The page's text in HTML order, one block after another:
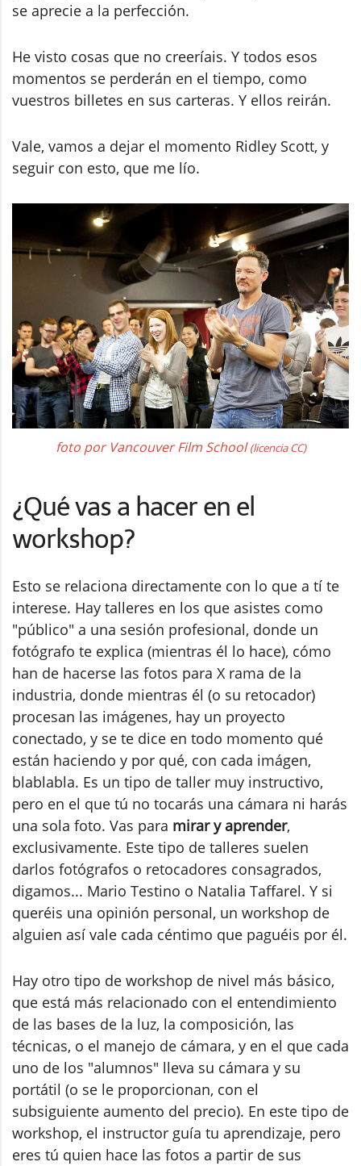
se aprecie a la perfección.
He visto cosas que no creeríais. Y todos esos
momentos se perderán en el tiempo, como
vuestros billetes en sus carteras. Y ellos reirán.
Vale, vamos a dejar el momento Ridley Scott, y
seguir con esto, que me lío.
foto por Vancouver Film School(licencia CC)
¿Qué vas a hacer en el
workshop?
Esto se relaciona directamente con lo que a tí te
interese. Hay talleres en los que asistes como
"público" a una sesión profesional, donde un
fotógrafo te explica (mientras él lo hace), cómo
han de hacerse las fotos para X rama de la
industria, donde mientras él (o su retocador)
procesan las imágenes, hay un proyecto
conectado, y se te dice en todo momento qué
están haciendo y por qué, con cada imágen,
blablabla. Es un tipo de taller muy instructivo,
pero en el que tú no tocarás una cámara ni harás
una sola foto. Vas para mirar y aprender,
exclusivamente. Este tipo de talleres suelen
darlos fotógrafos o retocadores consagrados,
digamos... Mario Testino o Natalia Taffarel. Y si
queréis una opinión personal, un workshop de
alguien así vale cada céntimo que paguéis por él.
Hay otro tipo de workshop de nivel más básico,
que está más relacionado con el entendimiento
de las bases de la luz, la composición, las
técnicas, o el manejo de cámara, y en el que cada
uno de los "alumnos" lleva su cámara y su
portátil (o se le proporcionan, con el
subsiguiente aumento del precio). En este tipo de
workshop, el instructor guía tu aprendizaje, pero
eres tú quien hace las fotos a partir de sus